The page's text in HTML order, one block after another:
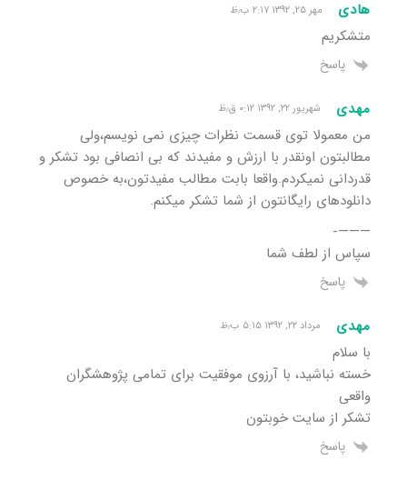
هادی مهر ۲۵, ۱۳۹۲ ۲:۱۷ ب٫ظ
متشکریم
پاسخ
مهدی شهریور ۲۲, ۱۳۹۲ ۰:۱۲ ق٫ظ
من معمولا توی قسمت نظرات چیزی نمی نویسم،ولی
مطالبتون اونقدر با ارزش و مفیدند که بی انصافی بود تشکر و
قدردانی نمیکردم.واقعا بابت مطالب مفیدتون،به خصوص
دانلودهای رایگانتون از شما تشکر میکنم.
———-
سپاس از لطف شما
پاسخ
مهدی مرداد ۲۲, ۱۳۹۲ ۵:۱۵ ب٫ظ
با سلام
خسته نباشید، با آرزوی موفقیت برای تمامی پژوهشگران
واقعی
تشکر از سایت خوبتون
پاسخ